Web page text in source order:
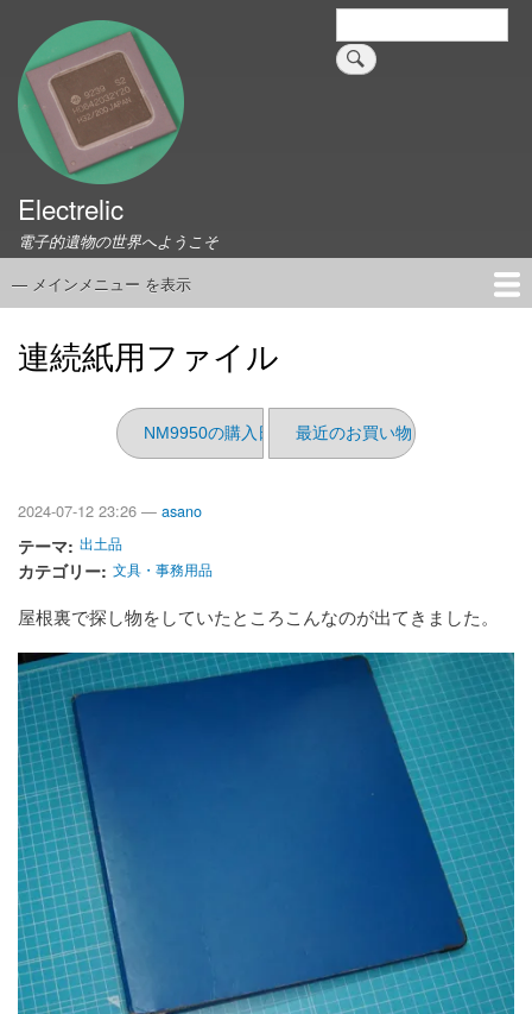
検
索
Electrelic
電子的遺物の世界へようこそ
メ
— メインメニュー を表示
ホーム
EMILY Board
Universal Monitor
コネクタ資料集
このサイトについて
リンク集
連続紙用ファイル
NM9950の購入日 最近のお買い物（2024/6）
2024-07-12 23:26 — asano
テーマ 出土品
カテゴリー 文具・事務用品
屋根裏で探し物をしていたところこんなのが出てきました。